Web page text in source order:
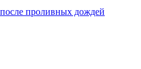
проливных дождей